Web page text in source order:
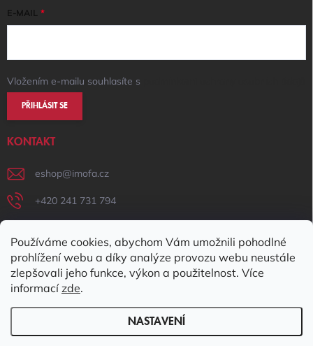
Používáme cookies, abychom Vám umožnili pohodlné
prohlížení webu a díky analýze provozu webu neustále
zlepšovali jeho funkce, výkon a použitelnost. Více
informacízde.
NASTAVENÍ
E-MAIL
Vložením e-mailu souhlasíte s
PŘIHLÁSIT SE
KONTAKT
eshop@imofa.cz
+420 241 731 794
IMOFA Facebook
imofa_s.r.o